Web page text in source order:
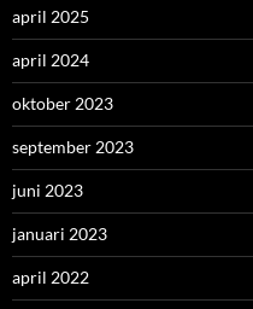
april 2025
april 2024
oktober 2023
september 2023
juni 2023
januari 2023
april 2022